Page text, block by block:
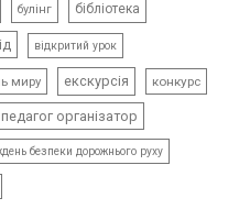
булінг бібліотека
відкритий урок
миру екскурсія конкурс
педагог організатор
безпеки дорожнього руху